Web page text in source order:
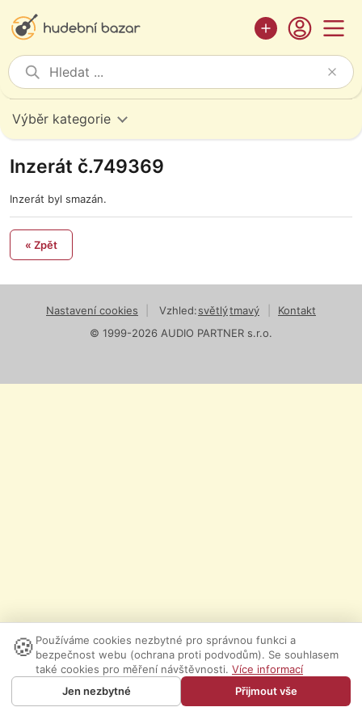
Výběr kategorie
Inzerát č.749369
Inzerát byl smazán.
« Zpět
Nastavení cookies Vzhled:světlýtmavý
Kontakt
© 1999-2026 AUDIO PARTNER s.r.o.
🍪 Používáme cookies nezbytné pro správnou funkci a
bezpečnost webu (ochrana proti podvodům). Se souhlasem
také cookies pro měření návštěvnosti. Více informací
Jen nezbytné
Přijmout vše